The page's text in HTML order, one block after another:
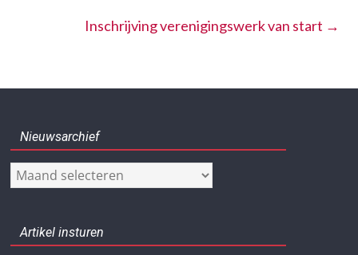
Inschrijving verenigingswerk van start →
Nieuwsarchief
Nieuwsarchief
Artikel insturen